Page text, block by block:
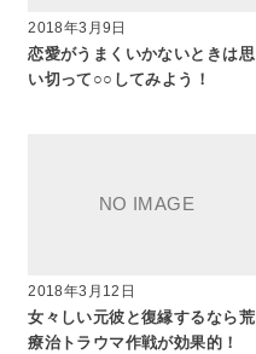
2018年3月9日
恋愛がうまくいかないときは思
い切って○○してみよう！
2018年3月12日
女々しい元彼と復縁するなら荒
療治トラウマ作戦が効果的！